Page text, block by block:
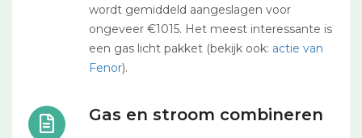
wordt gemiddeld aangeslagen voor
ongeveer €1015. Het meest interessante is
een gas licht pakket (bekijk ook: actie van
Fenor).
Gas en stroom combineren